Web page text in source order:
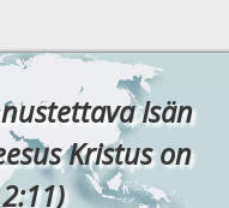
Isän
Kristus on